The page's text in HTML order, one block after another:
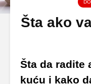
Šta ako
Šta da radite
kuću i kako